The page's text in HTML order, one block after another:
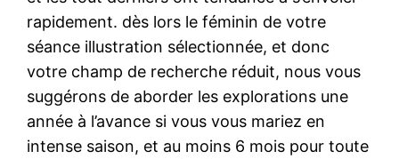
rapidement. dès lors le féminin de votre
séance illustration sélectionnée, et donc
votre champ de recherche réduit, nous vous
suggérons de aborder les explorations une
année à l’avance si vous vous mariez en
intense saison, et au moins 6 mois pour toute